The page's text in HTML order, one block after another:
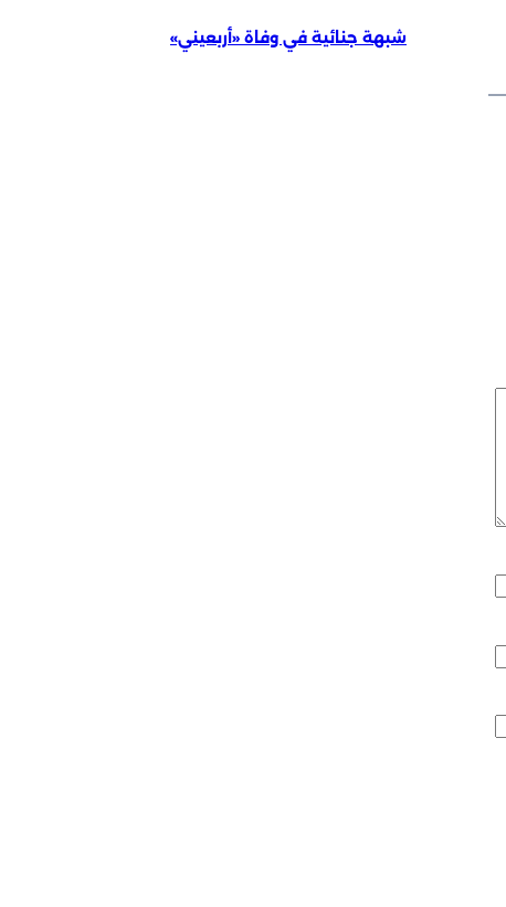
شبهة جنائية في وفاة «أربعيني»